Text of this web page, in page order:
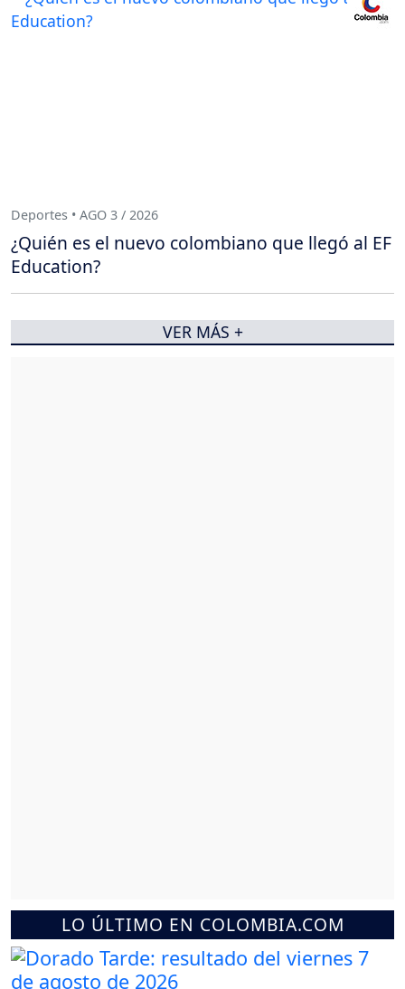
LO ÚLTIMO EN COLOMBIA.COM
Deportes • AGO 3 / 2026
¿Quién es el nuevo colombiano que llegó al EF
Education?
VER MÁS +